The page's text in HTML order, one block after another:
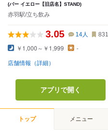
(バー イエロー【旧店名】STAND)
赤羽駅/立ち飲み
3.05 14人 831
￥1,000～￥1,999 -
店舗情報（詳細）
アプリで開く
トップ メニュー